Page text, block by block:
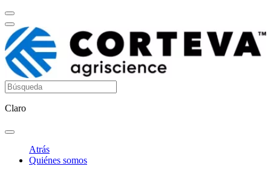
Claro
Atrás
Quiénes somos